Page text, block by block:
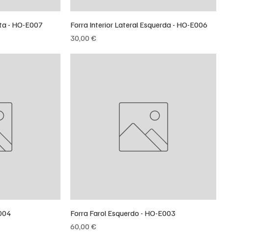
- HO-E007
Forra Interior Lateral Esquerda - HO-E006
Preço
30,00 €
Forra Farol Esquerdo - HO-E003
Preço
60,00 €